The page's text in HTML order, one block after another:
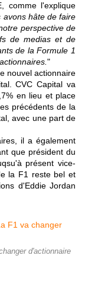
comme l'explique
avons hâte de faire
perspective de
de medias et de
de la Formule 1
"
nouvel actionnaire
CVC Capital va
en lieu et place
précédents de la
avec une part de
il a également
que président du
présent vice-
la F1 reste bel et
d'Eddie Jordan
d'actionnaire